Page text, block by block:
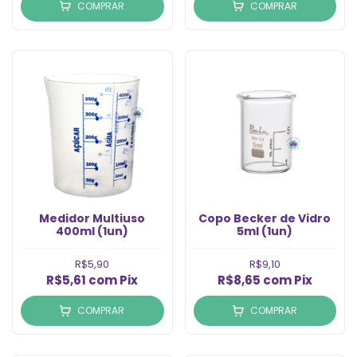
COMPRAR COMPRAR
Medidor Multiuso
400ml (1un)
R$5,90
R$5,61 comPix
COMPRAR
Copo Becker de Vidro
5ml (1un)
R$9,10
R$8,65 com Pix
COMPRAR